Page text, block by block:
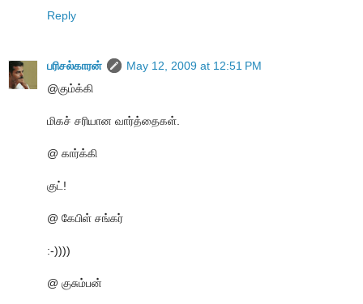
Reply
பரிசல்காரன்
May 12, 2009 at 12:51 PM
@கும்க்கி
மிகச் சரியான வார்த்தைகள்.
@ கார்க்கி
குட்!
@ கேபிள் சங்கர்
:-))))
@ குசும்பன்